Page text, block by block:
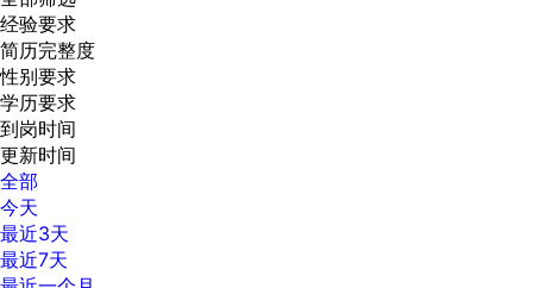
经验要求
简历完整度
性别要求
学历要求
到岗时间
更新时间
全部
今天
最近3天
最近7天